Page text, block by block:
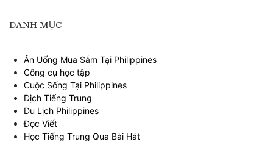
DANH MỤC
Ăn Uống Mua Sắm Tại Philippines
Công cụ học tập
Cuộc Sống Tại Philippines
Dịch Tiếng Trung
Du Lịch Philippines
Đọc Viết
Học Tiếng Trung Qua Bài Hát